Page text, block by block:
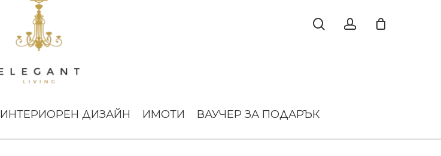
ИНТЕРИОРЕН ДИЗАЙН ИМОТИ ВАУЧЕР ЗА ПОДАРЪК